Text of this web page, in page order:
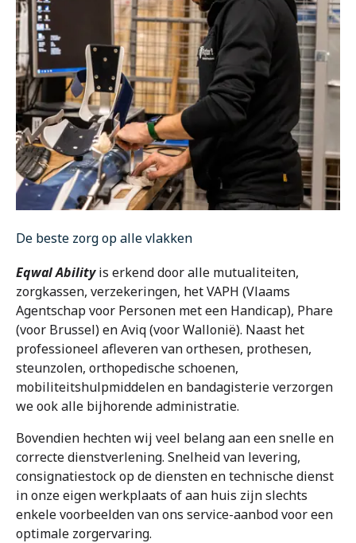
De beste zorg op alle vlakken
Eqwal Abilityis erkend door alle mutualiteiten,
zorgkassen, verzekeringen, het VAPH (Vlaams
Agentschap voor Personen met een Handicap), Phare
(voor Brussel) en Aviq (voor Wallonië). Naast het
professioneel afleveren van orthesen, prothesen,
steunzolen, orthopedische schoenen,
mobiliteitshulpmiddelen en bandagisterie verzorgen
we ook alle bijhorende administratie.
Bovendien hechten wij veel belang aan een snelle en
correcte dienstverlening. Snelheid van levering,
consignatiestock op de diensten en technische dienst
in onze eigen werkplaats of aan huis zijn slechts
enkele voorbeelden van ons service-aanbod voor een
optimale zorgervaring.